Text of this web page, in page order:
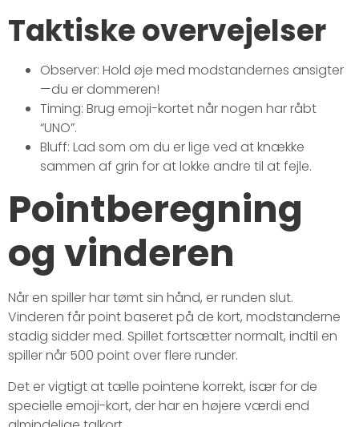
Taktiske overvejelser
Observer: Hold øje med modstandernes ansigter
—du er dommeren!
Timing: Brug emoji-kortet når nogen har råbt
“UNO”.
Bluff: Lad som om du er lige ved at knække
sammen af grin for at lokke andre til at fejle.
Pointberegning
og vinderen
Når en spiller har tømt sin hånd, er runden slut.
Vinderen får point baseret på de kort, modstanderne
stadig sidder med. Spillet fortsætter normalt, indtil en
spiller når 500 point over flere runder.
Det er vigtigt at tælle pointene korrekt, især for de
specielle emoji-kort, der har en højere værdi end